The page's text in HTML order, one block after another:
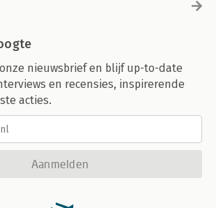
nieuwsbrief en blijf up-to-date
en recensies, inspirerende
acties.
Aanmelden